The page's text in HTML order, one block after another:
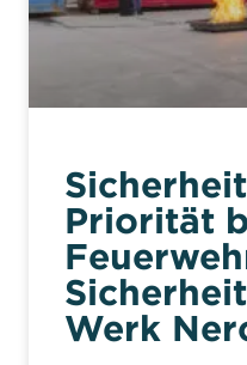
Priorität
Werk